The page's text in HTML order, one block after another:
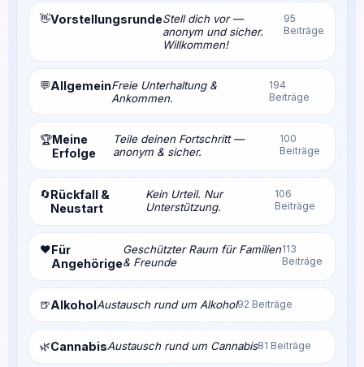
👋VorstellungsrundeStell dich vor —
anonym und sicher.
Willkommen!
95
Beiträge
💬AllgemeinFreie Unterhaltung &
Ankommen.
194
Beiträge
🏆Meine
Erfolge
Teile deinen Fortschritt —
anonym & sicher.
100
Beiträge
🔄Rückfall &
Neustart
Kein Urteil. Nur
Unterstützung.
106
Beiträge
❤️Für
Angehörige
Geschützter Raum für Familien
& Freunde
113
Beiträge
🍺AlkoholAustausch rund um Alkohol92 Beiträge
🌿CannabisAustausch rund um Cannabis81 Beiträge